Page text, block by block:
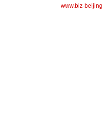
www.biz-